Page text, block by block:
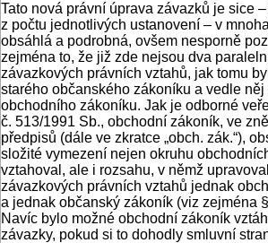
Tato nová právní úprava závazků je sice
z počtu jednotlivých ustanovení – v
obsáhlá a podrobná, ovšem nesporně
zejména to, že již zde nejsou dva
závazkových právních vztahů, jak tomu
starého občanského zákoníku a vedle
obchodního zákoníku. Jak je odborné
č. 513/1991 Sb., obchodní zákoník, ve
předpisů (dále ve zkratce „obch. zák.“),
složité vymezení nejen okruhu
vztahoval, ale i rozsahu, v němž
závazkových právních vztahů jednak
a jednak občanský zákoník (viz zejména
Navíc bylo možné obchodní zákoník
závazky, pokud si to dohodly smluvní